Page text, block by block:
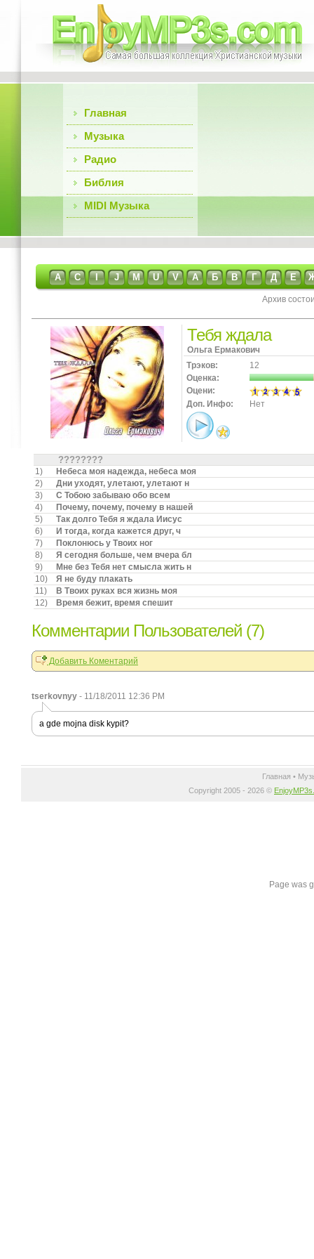
Главная
Музыка
Радио
Библия
MIDI Музыка
A C I J M U V А Б В Г Д Е
Архив
Тебя ждала
Ольга Ермакович
Трэков:
12
Оценка:
Оцени:
Доп. Инфо:
Нет
????????
1)
Небеса моя надежда, небеса моя
2)
Дни уходят, улетают, улетают н
3)
С Тобою забываю обо всем
4)
Почему, почему, почему в нашей
5)
Так долго Тебя я ждала Иисус
6)
И тогда, когда кажется друг, ч
7)
Поклонюсь у Твоих ног
8)
Я сегодня больше, чем вчера бл
9)
Мне без Тебя нет смысла жить н
10)
Я не буду плакать
11)
В Твоих руках вся жизнь моя
12)
Время бежит, время спешит
Комментарии Пользователей (7)
Добавить Коментарий
tserkovnyy - 11/18/2011 12:36 PM
a gde mojna disk kypit?
Главная •
Copyright 2005 - 2026 ©
Page was